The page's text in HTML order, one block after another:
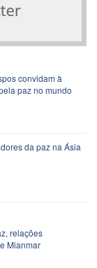
convidam à
paz no mundo
da paz na Ásia
relações
Mianmar